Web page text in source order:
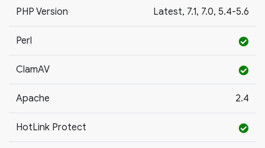
PHP Version Latest, 7.1, 7.0, 5.4-5.6
Perl
ClamAV
Apache 2.4
HotLink Protect